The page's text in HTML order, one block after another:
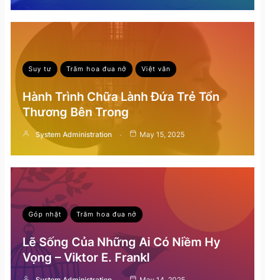
Suy tư Trăm hoa đua nở Việt văn
Hành Trình Chữa Lành Đứa Trẻ Tổn
Thương Bên Trong
System Administration May 15, 2025
Góp nhặt Trăm hoa đua nở
Lẽ Sống Của Những Ai Có Niềm Hy
Vọng – Viktor E. Frankl